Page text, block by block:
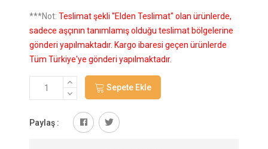
***Not: Teslimat şekli "Elden Teslimat" olan ürünlerde,
sadece aşçının tanımlamış olduğu teslimat bölgelerine
gönderi yapılmaktadır. Kargo ibaresi geçen ürünlerde
Tüm Türkiye'ye gönderi yapılmaktadır.
Sepete Ekle
Paylaş :